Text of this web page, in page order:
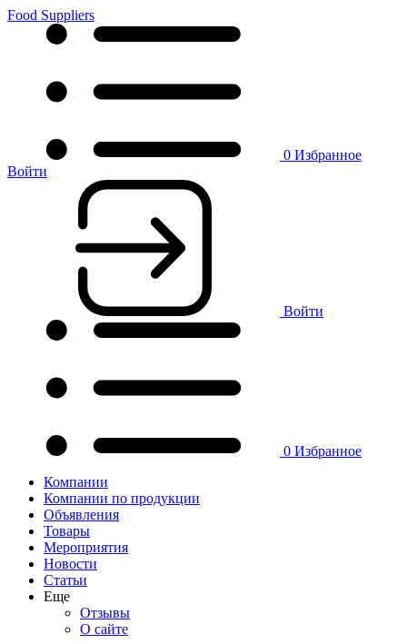
Food Suppliers
0 Избранное
Войти
Войти
0 Избранное
Компании
Компании по продукции
Объявления
Товары
Мероприятия
Новости
Статьи
Еще
Отзывы
О сайте